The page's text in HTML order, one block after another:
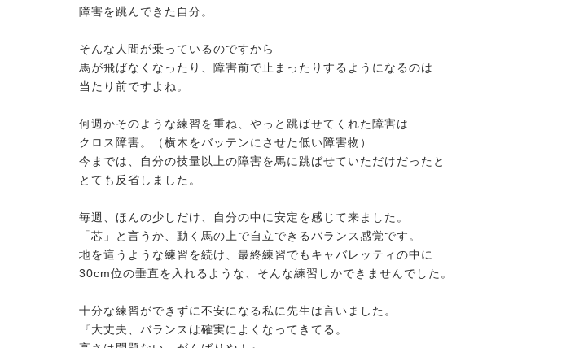
障害を跳んできた自分。
そんな人間が乗っているのですから
馬が飛ばなくなったり、障害前で止まったりするようになるのは
当たり前ですよね。
何週かそのような練習を重ね、やっと跳ばせてくれた障害は
クロス障害。（横木をバッテンにさせた低い障害物）
今までは、自分の技量以上の障害を馬に跳ばせていただけだったと
とても反省しました。
毎週、ほんの少しだけ、自分の中に安定を感じて来ました。
「芯」と言うか、動く馬の上で自立できるバランス感覚です。
地を這うような練習を続け、最終練習でもキャバレッティの中に
30cm位の垂直を入れるような、そんな練習しかできませんでした。
十分な練習ができずに不安になる私に先生は言いました。
『大丈夫、バランスは確実によくなってきてる。